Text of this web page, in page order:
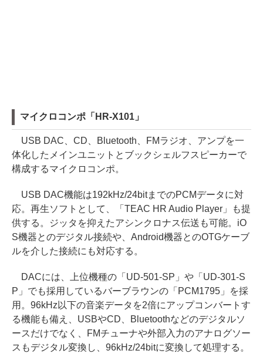
マイクロコンポ「HR-X101」
USB DAC、CD、Bluetooth、FMラジオ、アンプを一
体化したメインユニットとブックシェルフスピーカーで
構成するマイクロコンポ。
USB DAC機能は192kHz/24bitまでのPCMデータに対
応。再生ソフトとして、「TEAC HR Audio Player」も提
供する。ジッタを抑えたアシンクロナス伝送も可能。iO
S機器とのデジタル接続や、Android機器とのOTGケーブ
ルを介した接続にも対応する。
DACには、上位機種の「UD-501-SP」や「UD-301-S
P」でも採用しているバーブラウンの「PCM1795」を採
用。96kHz以下の音楽データを2倍にアップコンバートす
る機能も備え、USBやCD、Bluetoothなどのデジタルソ
ースだけでなく、FMチューナや外部入力のアナログソー
スもデジタル変換し、96kHz/24bitに変換して処理する。